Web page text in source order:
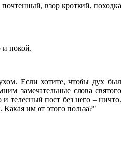
взор кроткий, походка
и покой.
Если хотите, чтобы дух был
замечательные слова святого
телесный пост без него – ничто.
им от этого польза?"